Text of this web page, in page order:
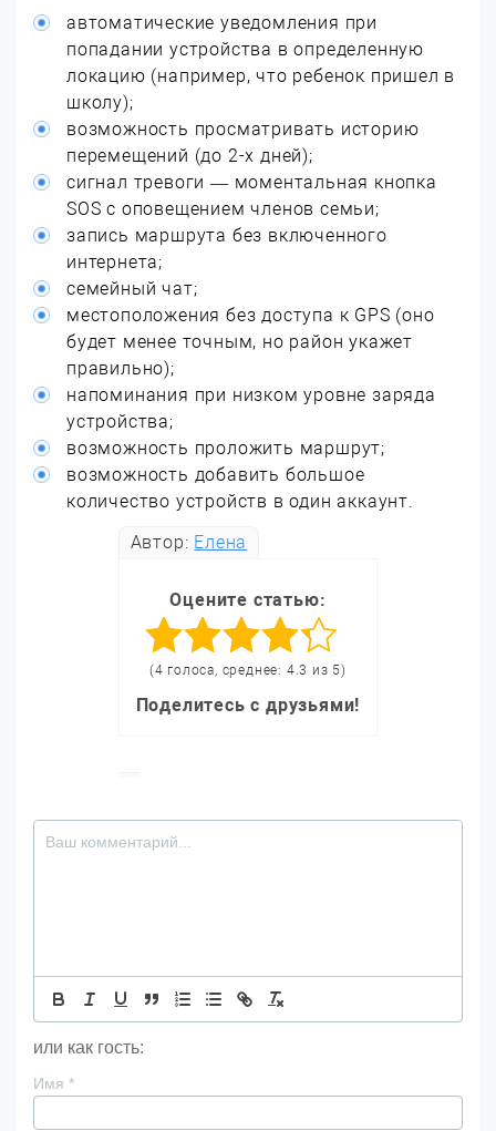
автоматические уведомления при
попадании устройства в определенную
локацию (например, что ребенок пришел в
школу);
возможность просматривать историю
перемещений (до 2-х дней);
сигнал тревоги — моментальная кнопка
SOS с оповещением членов семьи;
запись маршрута без включенного
интернета;
семейный чат;
местоположения без доступа к GPS (оно
будет менее точным, но район укажет
правильно);
напоминания при низком уровне заряда
устройства;
возможность проложить маршрут;
возможность добавить большое
количество устройств в один аккаунт.
Автор: Елена
Оцените статью:
(4 голоса, среднее: 4.3 из 5)
Поделитесь с друзьями!
или как гость:
Имя *